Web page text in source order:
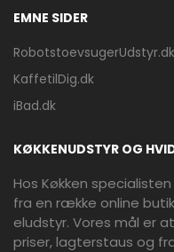
EMNE SIDER
RobotstoevsugerUdstyr.dk
KaffetilDig.dk
iBad.dk
KØKKENUDSTYR OG
Hos Køkken
fra en række online
eludstyr. Vores mål er
priser, lagterstaus og